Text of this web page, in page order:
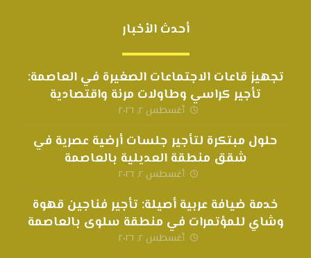
أحدث الأخبار
تجهيز قاعات الاجتماعات الصغيرة في العاصمة:
تأجير كراسي وطاولات مرنة واقتصادية
أغسطس ٢, ٢٠٢٦
حلول مبتكرة لتأجير جلسات أرضية عصرية في
شقق منطقة العديلية بالعاصمة
أغسطس ٢, ٢٠٢٦
خدمة ضيافة عربية أصيلة: تأجير فناجين قهوة
وشاي للمؤتمرات في منطقة سلوى بالعاصمة
أغسطس ٢, ٢٠٢٦